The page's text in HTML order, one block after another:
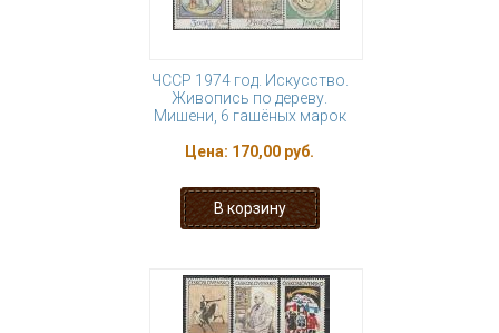
ЧССР 1974 год. Искусство.
Живопись по дереву.
Мишени, 6 гашёных марок
Цена: 170,00 руб.